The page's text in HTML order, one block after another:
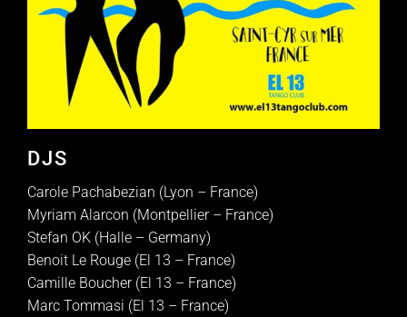
DJS
Carole Pachabezian (Lyon – France)
Myriam Alarcon (Montpellier – France)
Stefan OK (Halle – Germany)
Benoit Le Rouge (El 13 – France)
Camille Boucher (El 13 – France)
Marc Tommasi (El 13 – France)